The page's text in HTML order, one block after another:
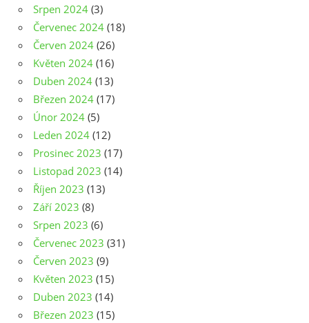
Srpen 2024 (3)
Červenec 2024 (18)
Červen 2024 (26)
Květen 2024 (16)
Duben 2024 (13)
Březen 2024 (17)
Únor 2024 (5)
Leden 2024 (12)
Prosinec 2023 (17)
Listopad 2023 (14)
Říjen 2023 (13)
Září 2023 (8)
Srpen 2023 (6)
Červenec 2023 (31)
Červen 2023 (9)
Květen 2023 (15)
Duben 2023 (14)
Březen 2023 (15)